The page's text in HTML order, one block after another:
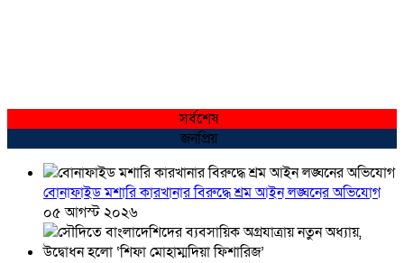
সর্বশেষ
জনপ্রিয়
বোনাফাইড মশারি কারখানার বিরুদ্ধে শ্রম আইন লঙ্ঘনের অভিযোগ
০৫ আগস্ট ২০২৬